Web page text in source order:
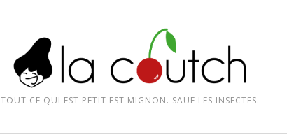
TOUT CE QUI EST PETIT EST MIGNON. SAUF LES INSECTES.